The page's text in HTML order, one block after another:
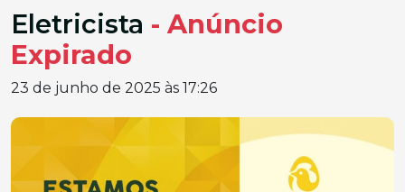
Eletricista - Anúncio
Expirado
23 de junho de 2025 às 17:26